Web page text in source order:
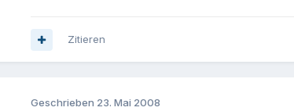
Zitieren
Geschrieben 23. Mai 2008